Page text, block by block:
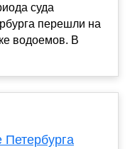
суда
перешли на
водоемов. В
Петербурга